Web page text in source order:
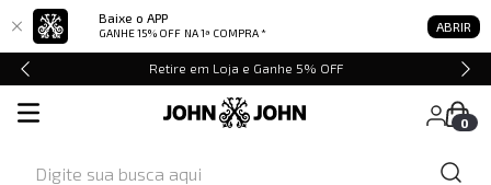
Baixe o APP
GANHE 15% OFF NA 1ª COMPRA * ABRIR
Retire em Loja e Ganhe 5% OFF
0